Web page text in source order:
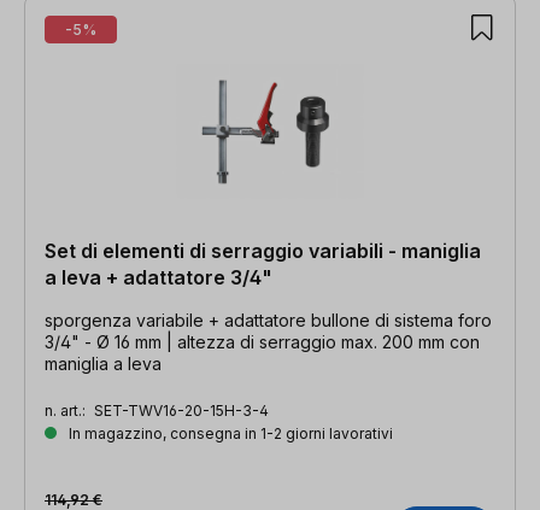
-5%
Set di elementi di serraggio variabili - maniglia
a leva + adattatore 3/4"
sporgenza variabile + adattatore bullone di sistema foro
3/4" - Ø 16 mm | altezza di serraggio max. 200 mm con
maniglia a leva
n. art.: SET-TWV16-20-15H-3-4
In magazzino, consegna in 1-2 giorni lavorativi
114,92 €